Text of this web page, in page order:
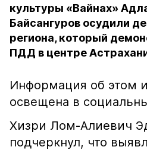
культуры «Вайнах»
Байсангуров осудили
региона, который
ПДД в центре
Информация об этом
освещена в
Хизри Лом-Алиевич
подчеркнул, что